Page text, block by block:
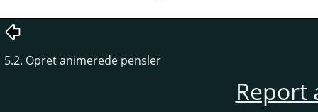
5.2. Opret animerede pensler
Report